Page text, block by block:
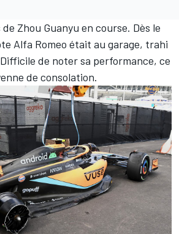
Zhou Guanyu en course. Dès le
Alfa Romeo était au garage, trahi
de noter sa performance, ce
de consolation.